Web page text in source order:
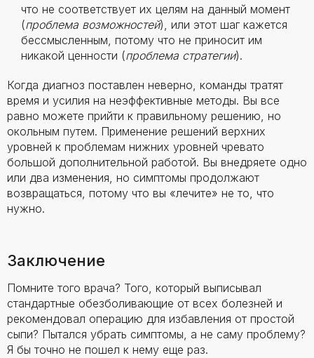
что не соответствует их целям на данный момент
(проблема возможностей), или этот шаг кажется
бессмысленным, потому что не приносит им
никакой ценности (проблема стратегии).
Когда диагноз поставлен неверно, команды тратят
время и усилия на неэффективные методы. Вы все
равно можете прийти к правильному решению, но
окольным путем. Применение решений верхних
уровней к проблемам нижних уровней чревато
большой дополнительной работой. Вы внедряете одно
или два изменения, но симптомы продолжают
возвращаться, потому что вы «лечите» не то, что
нужно.
Заключение
Помните того врача? Того, который выписывал
стандартные обезболивающие от всех болезней и
рекомендовал операцию для избавления от простой
сыпи? Пытался убрать симптомы, а не саму проблему?
Я бы точно не пошел к нему еще раз.